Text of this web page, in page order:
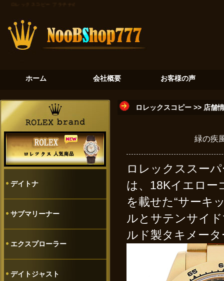
ホーム 会社概要 お客様の声
デイトナ
サブマリーナー
エクスプローラー
デイトジャスト
ロレックスコピー >> 店舗
緑の疾
ロレックススー
は、18Kイエロー
を載せた“サーキ
ルとサテンサイ
ルド製タキメー